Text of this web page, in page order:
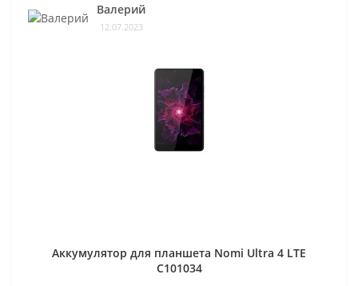
Валерий
12.07.2023
Аккумулятор для планшета Nomi Ultra 4 LTE
C101034